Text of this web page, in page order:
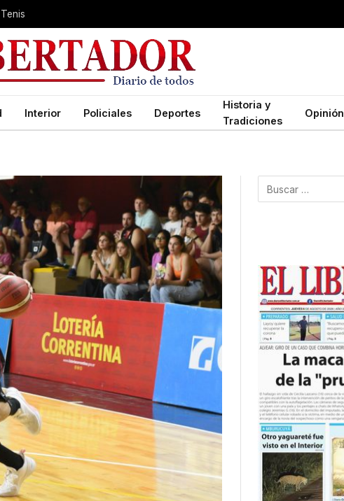
Interior Policiales Deportes
Historia y
Tradiciones
Opinión